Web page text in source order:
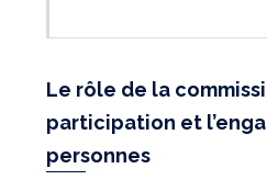
Le rôle de la
participation et
personnes